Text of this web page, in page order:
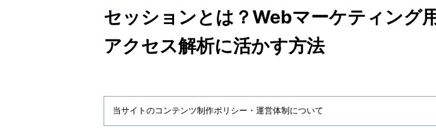
セッションとは？Webマーケティング
アクセス解析に活かす方法
当サイトのコンテンツ制作ポリシー・運営体制について